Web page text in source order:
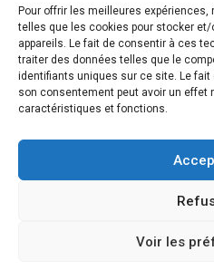
Pour offrir les meilleures
telles que les cookies pour stocker
appareils. Le fait de consentir à ces
traiter des données telles que le
identifiants uniques sur ce site. Le
son consentement peut avoir un effet
caractéristiques et fonctions.
Voir les
Vos coordonnées sont uniquement
lettres d'information sur nos
utiliser le lien de désinscription
© LES NOUVELLES DE LA
Josh
Mentions